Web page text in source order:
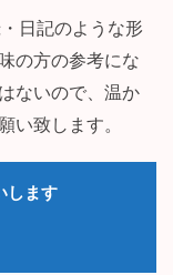
日記のような形
の方の参考にな
ないので、温か
い致します。
します